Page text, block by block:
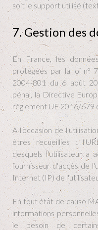
soit le support utilisé
7. Gestion des
En France, les
protégées par la loi n°
2004-801 du 6 août
pénal, la Directive
règlement UE 2016/679
A l'occasion de
êtres recueillies :
desquels l'utilisateur a
fournisseur d'accès de
Internet (IP) de
En tout état de cause
informations
le besoin de